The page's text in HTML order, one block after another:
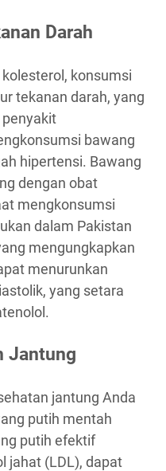
Darah
konsumsi
tekanan darah, yang
bawang
hipertensi. Bawang
dengan obat
mengkonsumsi
dalam Pakistan
mengungkapkan
menurunkan
yang setara
Jantung
jantung Anda
putih mentah
putih efektif
jahat (LDL), dapat